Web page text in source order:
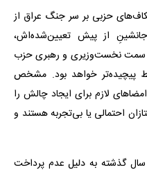
سال ۲۰۰۷ به دلیل شکاف‌های حزبی بر سر جنگ عراق از
از پیش تعیین‌شده‌اش،
سمت نخست‌وزیری و رهبری حزب
پیچیده‌تر خواهد بود. مشخص
لازم برای ایجاد چالش را
احتمالی یا بی‌تجربه هستند و
سال گذشته به دلیل عدم پرداخت